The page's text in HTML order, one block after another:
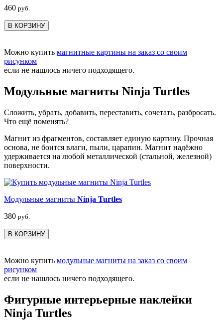
460 руб.
В КОРЗИНУ
Можно купить магнитные картины на заказ со своим
рисунком
если не нашлось ничего подходящего.
Модульные магниты Ninja Turtles
Сложить, убрать, добавить, переставить, сочетать, разбросать.
Что ещё поменять?
Магнит из фрагментов, составляет единую картину. Прочная
основа, не боится влаги, пыли, царапин. Магнит надёжно
удерживается на любой металлической (стальной, железной)
поверхности.
Модульные магниты Ninja Turtles
380 руб.
В КОРЗИНУ
Можно купить модульные магниты на заказ со своим
рисунком
если не нашлось ничего подходящего.
Фигурные интерьерные наклейки
Ninja Turtles